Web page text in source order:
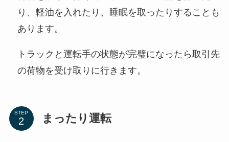
り、軽油を入れたり、睡眠を取ったりすることも
あります。
トラックと運転手の状態が完璧になったら取引先
の荷物を受け取りに行きます。
STEP まったり運転